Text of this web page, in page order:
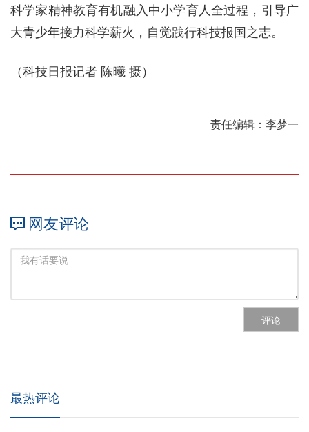
科学家精神教育有机融入中小学育人全过程，引导广
大青少年接力科学薪火，自觉践行科技报国之志。
（科技日报记者 陈曦 摄）
责任编辑：李梦一
网友评论
评论
最热评论